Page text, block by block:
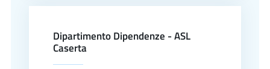
Dipartimento Dipendenze - ASL
Caserta